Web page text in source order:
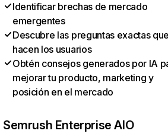
Identificar brechas de mercado
emergentes
Descubre las preguntas exactas
hacen los usuarios
Obtén consejos generados por IA
mejorar tu producto, marketing y
posición en el mercado
Semrush Enterprise AIO